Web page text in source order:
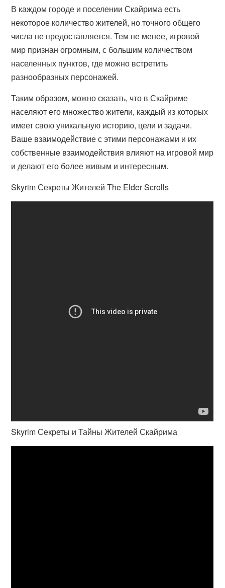
В каждом городе и поселении Скайрима есть
некоторое количество жителей, но точного общего
числа не предоставляется. Тем не менее, игровой
мир признан огромным, с большим количеством
населенных пунктов, где можно встретить
разнообразных персонажей.
Таким образом, можно сказать, что в Скайриме
населяют его множество жители, каждый из которых
имеет свою уникальную историю, цели и задачи.
Ваше взаимодействие с этими персонажами и их
собственные взаимодействия влияют на игровой мир
и делают его более живым и интересным.
Skyrim Секреты Жителей The Elder Scrolls
Skyrim Секреты и Тайны Жителей Скайрима